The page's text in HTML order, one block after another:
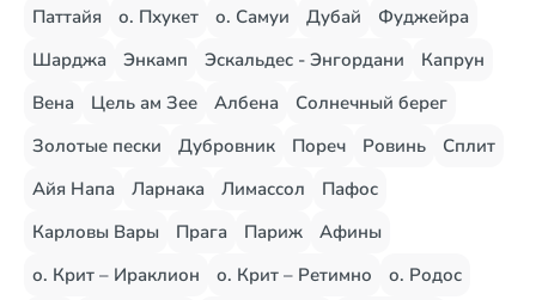
Паттайя
о. Пхукет о. Самуи Дубай
Фуджейра
Шарджа
Энкамп Эскальдес - Энгордани
Капрун
Вена
Цель ам Зее Албена
Солнечный берег
Золотые пески
Дубровник Пореч Ровинь
Сплит
Айя Напа
Ларнака Лимассол
Пафос
Карловы Вары
Прага Париж
Афины
о. Крит – Ираклион
о. Крит – Ретимно
о. Родос